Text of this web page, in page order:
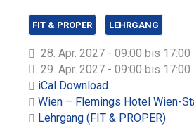
FIT & PROPER LEHRGANG
28. Apr. 2027 - 09:00 bis 17:00
29. Apr. 2027 - 09:00 bis 17:00
iCal Download
Wien – Flemings Hotel Wien-
Lehrgang (FIT & PROPER)